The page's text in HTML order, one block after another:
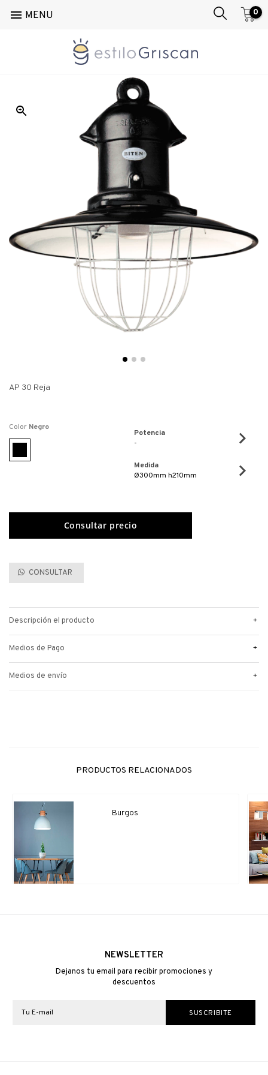
 MENU 0
Colgante / AP 30 Reja
AP 30 Reja
Color Negro
Potencia
-
Medida
Ø300mm h210mm
CONSULTAR
+
Descripción el producto
+
Medios de Pago
+
Medios de envío
PRODUCTOS RELACIONADOS
Burgos
NEWSLETTER
Dejanos tu email para recibir promociones y
descuentos